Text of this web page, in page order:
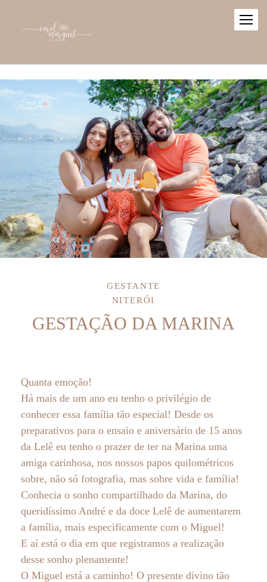
GESTANTE
NITERÓI
GESTAÇÃO DA MARINA
Quanta emoção!
Há mais de um ano eu tenho o privilégio de
conhecer essa família tão especial! Desde os
preparativos para o ensaio e aniversário de 15 anos
da Lelê eu tenho o prazer de ter na Marina uma
amiga carinhosa, nos nossos papos quilométricos
sobre, não só fotografia, mas sobre vida e família!
Conhecia o sonho compartilhado da Marina, do
queridíssimo André e da doce Lelê de aumentarem
a família, mais especificamente com o Miguel!
E aí está o dia em que registramos a realização
desse sonho plenamente!
O Miguel está a caminho! O presente divino tão